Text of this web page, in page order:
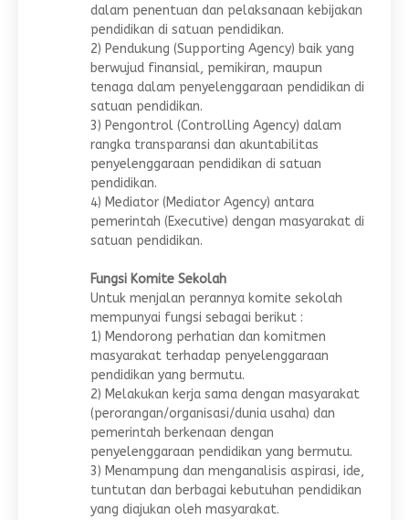
dalam penentuan dan pelaksanaan kebijakan
pendidikan di satuan pendidikan.
2) Pendukung (Supporting Agency) baik yang
berwujud finansial, pemikiran, maupun
tenaga dalam penyelenggaraan pendidikan di
satuan pendidikan.
3) Pengontrol (Controlling Agency) dalam
rangka transparansi dan akuntabilitas
penyelenggaraan pendidikan di satuan
pendidikan.
4) Mediator (Mediator Agency) antara
pemerintah (Executive) dengan masyarakat di
satuan pendidikan.
Fungsi Komite Sekolah
Untuk menjalan perannya komite sekolah
mempunyai fungsi sebagai berikut :
1) Mendorong perhatian dan komitmen
masyarakat terhadap penyelenggaraan
pendidikan yang bermutu.
2) Melakukan kerja sama dengan masyarakat
(perorangan/organisasi/dunia usaha) dan
pemerintah berkenaan dengan
penyelenggaraan pendidikan yang bermutu.
3) Menampung dan menganalisis aspirasi, ide,
tuntutan dan berbagai kebutuhan pendidikan
yang diajukan oleh masyarakat.